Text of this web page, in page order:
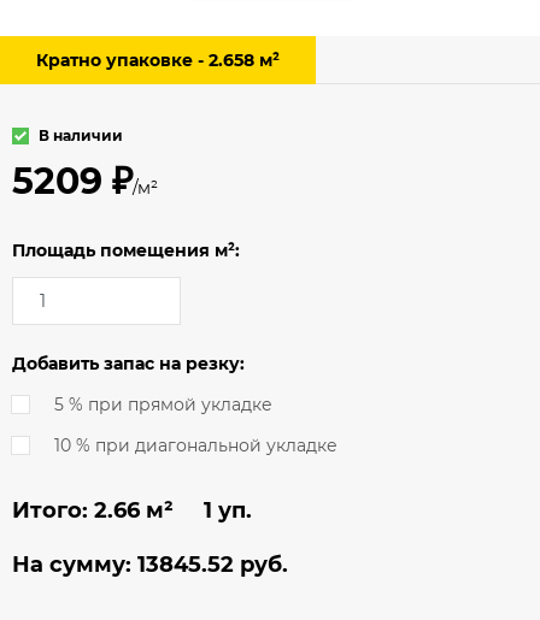
Кратно упаковке - 2.658 м²
В наличии
5209 ₽/м²
Площадь помещения м²:
Добавить запас на резку:
5 % при прямой укладке
10 % при диагональной укладке
Итого: 2.66 м² 1 уп.
На сумму: 13845.52 руб.